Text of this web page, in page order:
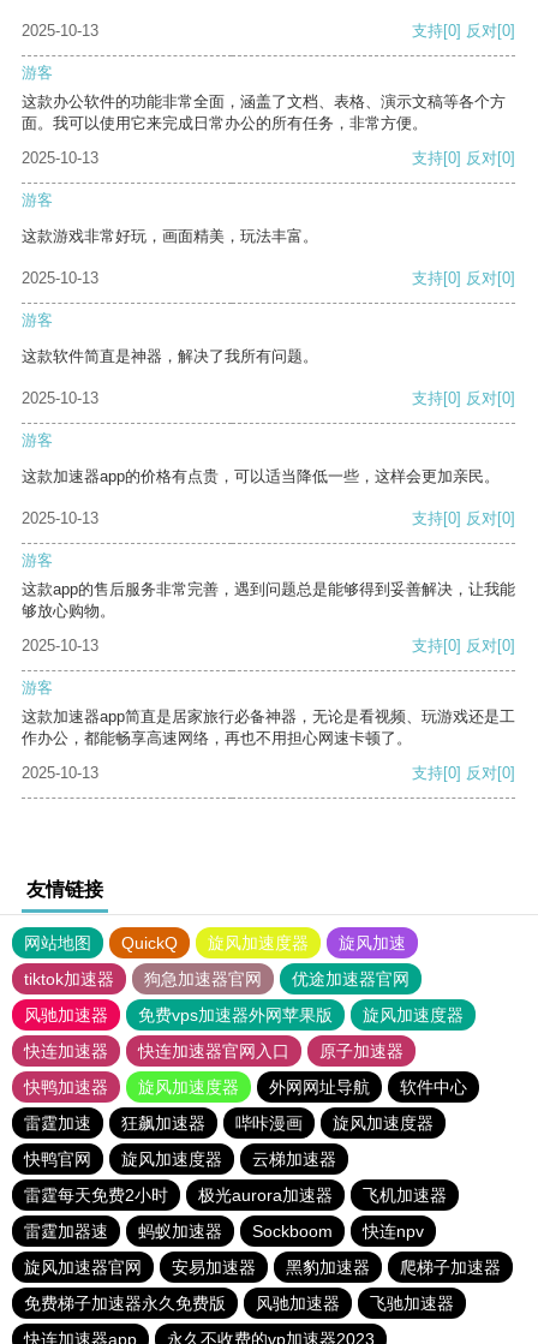
2025-10-13 支持[0] 反对[0]
游客
这款办公软件的功能非常全面，涵盖了文档、表格、演示文稿等各个方
面。我可以使用它来完成日常办公的所有任务，非常方便。
2025-10-13
支持[0] 反对[0]
游客
这款游戏非常好玩，画面精美，玩法丰富。
2025-10-13 支持[0] 反对[0]
游客
这款软件简直是神器，解决了我所有问题。
2025-10-13 支持[0] 反对[0]
游客
这款加速器app的价格有点贵，可以适当降低一些，这样会更加亲民。
2025-10-13 支持[0] 反对[0]
游客
这款app的售后服务非常完善，遇到问题总是能够得到妥善解决，让我能
够放心购物。
2025-10-13
支持[0] 反对[0]
游客
这款加速器app简直是居家旅行必备神器，无论是看视频、玩游戏还是工
作办公，都能畅享高速网络，再也不用担心网速卡顿了。
2025-10-13
支持[0] 反对[0]
友情链接
网站地图 QuickQ 旋风加速度器
旋风加速
tiktok加速器
狗急加速器官网
优途加速器官网
风驰加速器
免费vps加速器外网苹果版
旋风加速度器
快连加速器
快连加速器官网入口
原子加速器
快鸭加速器
旋风加速度器 外网网址导航
软件中心
雷霆加速
狂飙加速器 哔咔漫画
旋风加速度器
快鸭官网
旋风加速度器
云梯加速器
雷霆每天免费2小时
极光aurora加速器
飞机加速器
雷霆加器速
蚂蚁加速器 Sockboom
快连npv
旋风加速器官网
安易加速器 黑豹加速器
爬梯子加速器
免费梯子加速器永久免费版
风驰加速器
飞驰加速器
快连加速器app
永久不收费的vp加速器2023